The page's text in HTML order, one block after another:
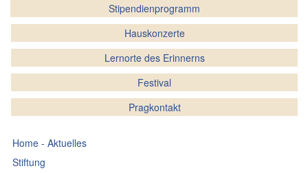
Stipendienprogramm
Hauskonzerte
Lernorte des Erinnerns
Festival
Pragkontakt
Home - Aktuelles
Stiftung